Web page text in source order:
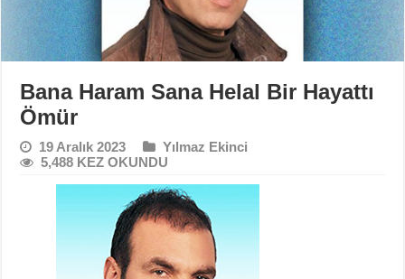
Bana Haram Sana Helal Bir Hayattı
Ömür
19 Aralık 2023
Yılmaz Ekinci
5,488 KEZ OKUNDU